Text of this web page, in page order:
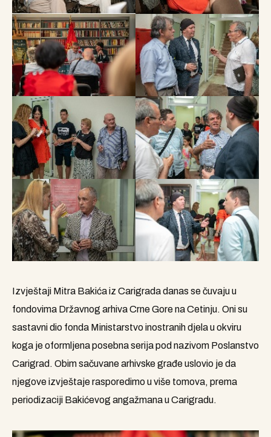
Izvještaji Mitra Bakića iz Carigrada danas se čuvaju u
fondovima Državnog arhiva Crne Gore na Cetinju. Oni su
sastavni dio fonda Ministarstvo inostranih djela u okviru
koga je oformljena posebna serija pod nazivom Poslanstvo
Carigrad. Obim sačuvane arhivske građe uslovio je da
njegove izvještaje rasporedimo u više tomova, prema
periodizaciji Bakićevog angažmana u Carigradu.